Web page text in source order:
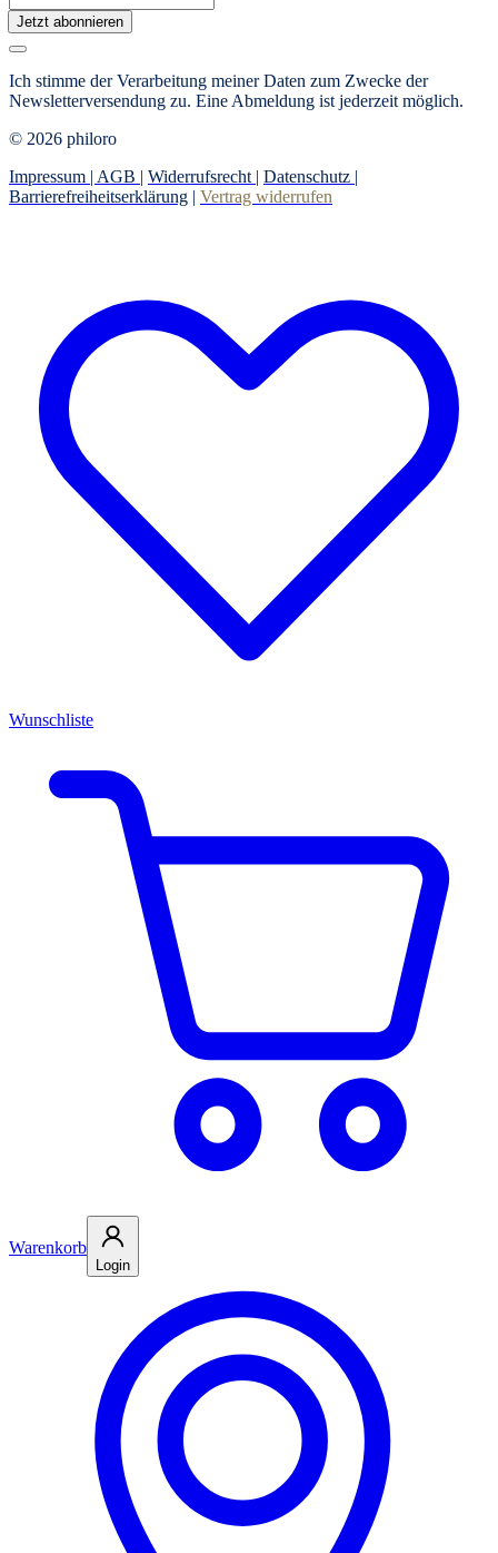
Jetzt abonnieren
Ich stimme der Verarbeitung meiner Daten zum Zwecke der
Newsletterversendung zu. Eine Abmeldung ist jederzeit möglich.
© 2026 philoro
Impressum | AGB | Widerrufsrecht | Datenschutz |
Barrierefreiheitserklärung | Vertrag widerrufen
Wunschliste
Warenkorb
Login